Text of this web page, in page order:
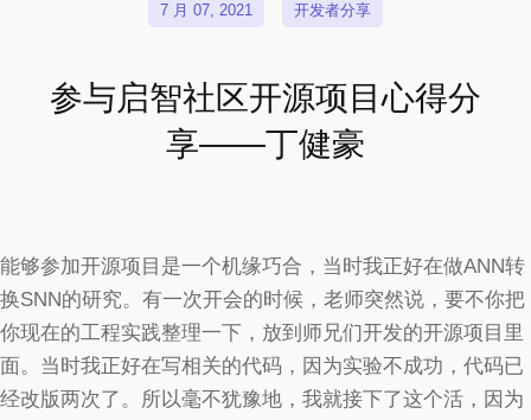
7 月 07, 2021 开发者分享
参与启智社区开源项目心得分
享——丁健豪
能够参加开源项目是一个机缘巧合，当时我正好在做ANN转
换SNN的研究。有一次开会的时候，老师突然说，要不你把
你现在的工程实践整理一下，放到师兄们开发的开源项目里
面。当时我正好在写相关的代码，因为实验不成功，代码已
经改版两次了。所以毫不犹豫地，我就接下了这个活，因为